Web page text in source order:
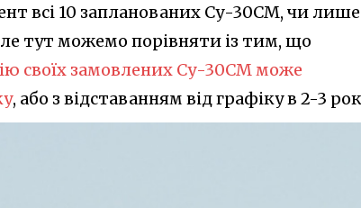
всі 10 запланованих Су-30СМ, чи лише
тут можемо порівняти із тим, що
своїх замовлених Су-30СМ може
, або з відставанням від графіку в 2-3